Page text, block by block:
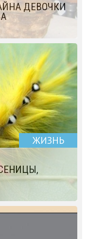
ДЕВОЧКИ
ЖИЗНЬ